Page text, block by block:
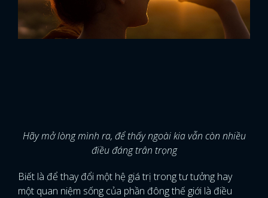
Hãy mở lòng mình ra, để thấy ngoài kia vẫn còn nhiều
điều đáng trân trọng
Biết là để thay đổi một hệ giá trị trong tư tưởng hay
một quan niệm sống của phần đông thế giới là điều